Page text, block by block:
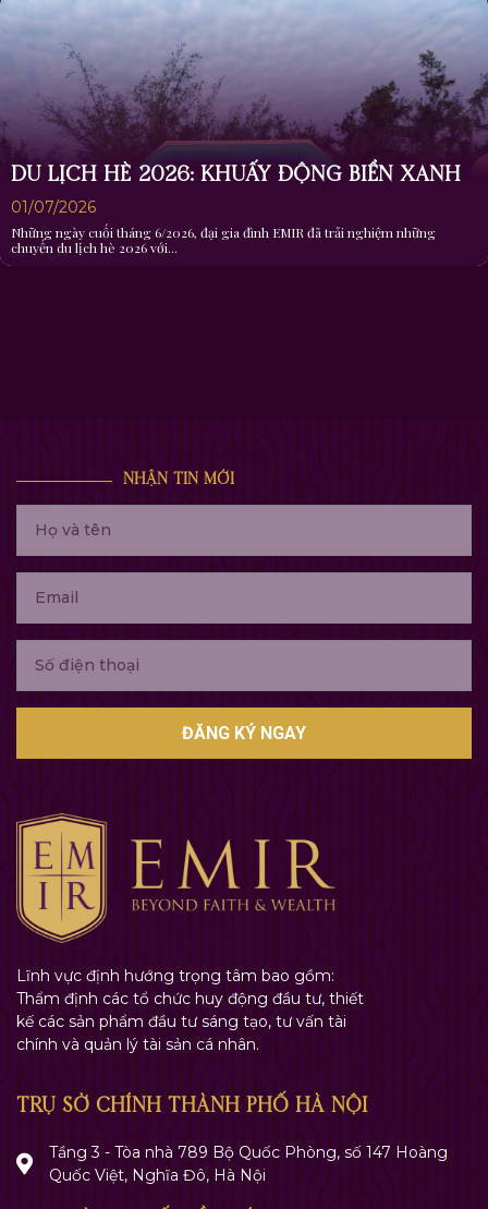
DU LỊCH HÈ 2026: KHUẤY ĐỘNG BIỂN XANH
01/07/2026
Những ngày cuối tháng 6/2026, đại gia đình EMIR đã trải nghiệm những
chuyến du lịch hè 2026 với...
NHẬN TIN MỚI
ĐĂNG KÝ NGAY
Lĩnh vực định hướng trọng tâm bao gồm:
Thẩm định các tổ chức huy động đầu tư, thiết
kế các sản phẩm đầu tư sáng tạo, tư vấn tài
chính và quản lý tài sản cá nhân.
TRỤ SỞ CHÍNH THÀNH PHỐ HÀ NỘI
Tầng 3 - Tòa nhà 789 Bộ Quốc Phòng, số 147 Hoàng
Quốc Việt, Nghĩa Đô, Hà Nội